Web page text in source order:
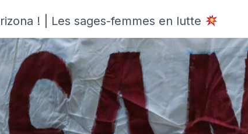
! | Les sages-femmes en lutte